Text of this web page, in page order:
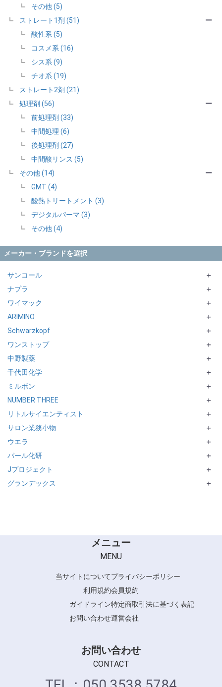
その他 (5)
ストレート1剤 (51)
酸性系 (5)
コスメ系 (16)
シス系 (9)
チオ系 (19)
ー
ストレート2剤 (21)
処理剤 (56)
前処理剤 (33)
中間処理 (6)
後処理剤 (27)
中間酸リンス (5)
ー
その他 (14)
GMT (4)
酸熱トリートメント (3)
デジタルパーマ (3)
その他 (4)
ー
メーカー・ブランドを選択
サンコール
FORM MAKE
BOTANIENCE
R-21
FEROUE MOL
＋
ナプラ
N. シリーズ
CARETECT HB シリーズ
CARETECT OG シリーズ
ECORTE シリーズ
FAVE シリーズ
inoto シリーズ
Refresh Scalp シリーズ
SUPPORTシリーズ
nent
ut-et
＋
ワイマック
DIGITAL CURE／STRAIGHT CURE／DIGITAL TREATMENT
Perm′s LABO
＋
ARIMINO
DESIGN DIRECT
COSME CURL
COSME CREAM
TannieCURL
QUOLINE
SHERPA
＋
Schwarzkopf
FIBREPLEXシリーズ
NATURAL STYLINGシリーズ
＋
ワンストップ
bilego
ビカク
＋
中野製薬
emorte
CURLX
MARCCONTI
＋
千代田化学
DELAXIORシリーズ
EUREKAシリーズ
COSME COCKTAIL
STYLE Q
＋
ミルボン
NeoLiscio
PERSOCIA LIVENOBLE
PREJUME シリーズ
Support シリーズ
＋
NUMBER THREE
FELADYCA シリーズ
MurieM series
＋
リトルサイエンティスト
ワクワクneo
ソニル
ワクワクの種
＋
サロン業務小物
＋
ウエラ
Fede
STYLEFORM／WELLA STRATE
WELLA PLEX／BLEACH
＋
パール化研
IROHA
Ulecy シリーズ
＋
Jプロジェクト
putelo
＋
グランデックス
＋
メニュー
MENU
当サイトについてプライバシーポリシー
利用規約会員規約
ガイドライン特定商取引法に基づく表記
お問い合わせ運営会社
お問い合わせ
CONTACT